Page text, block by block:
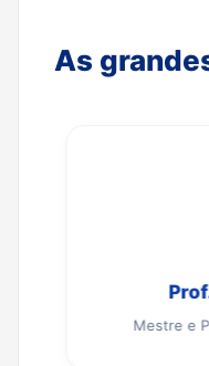
As
Mestre e